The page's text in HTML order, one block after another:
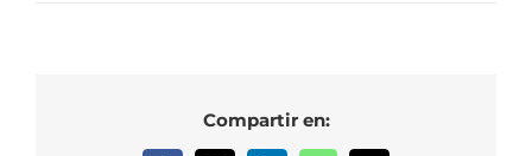
Compartir en: